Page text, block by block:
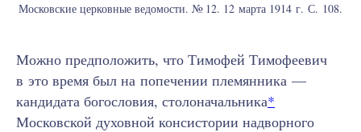
Московские церковные ведомости. № 12. 12 марта 1914 г. С. 108.
Можно предположить, что Тимофей Тимофеевич
в это время был на попечении племянника —
кандидата богословия, столоначальника*
Московской духовной консистории надворного